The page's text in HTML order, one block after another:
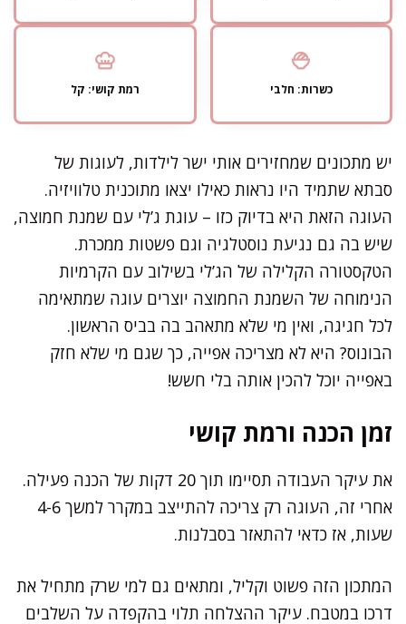
כשרות: חלבי רמת קושי: קל
יש מתכונים שמחזירים אותי ישר לילדות, לעוגות של
סבתא שתמיד היו נראות כאילו יצאו מתוכנית טלוויזיה.
העוגה הזאת היא בדיוק כזו – עוגת ג’לי עם שמנת חמוצה,
שיש בה גם נגיעת נוסטלגיה וגם פשטות ממכרת.
הטקסטורה הקלילה של הג’לי בשילוב עם הקרמיות
הנימוחה של השמנת החמוצה יוצרים עוגה שמתאימה
לכל חגיגה, ואין מי שלא מתאהב בה בביס הראשון.
הבונוס? היא לא מצריכה אפייה, כך שגם מי שלא חזק
באפייה יוכל להכין אותה בלי חשש!
זמן הכנה ורמת קושי
את עיקר העבודה תסיימו תוך 20 דקות של הכנה פעילה.
אחרי זה, העוגה רק צריכה להתייצב במקרר למשך 4-6
שעות, אז כדאי להתאזר בסבלנות.
המתכון הזה פשוט וקליל, ומתאים גם למי שרק מתחיל את
דרכו במטבח. עיקר ההצלחה תלוי בהקפדה על השלבים